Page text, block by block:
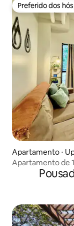
Preferido dos
Preferido dos
Apartamento ⋅
Apartamento de
Uptown